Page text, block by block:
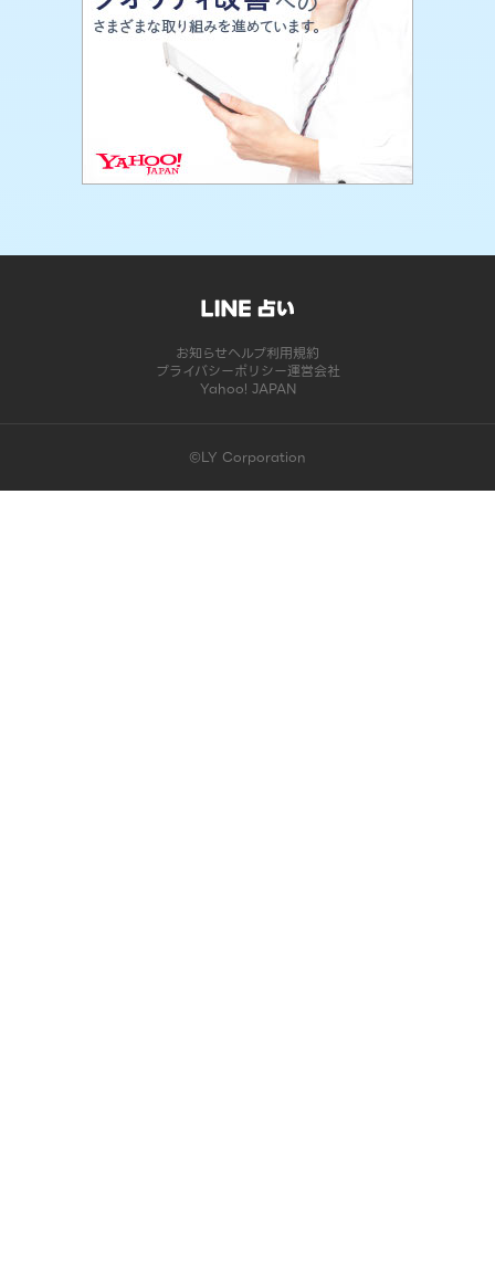
お知らせヘルプ利用規約
プライバシーポリシー運営会社
Yahoo! JAPAN
©LY Corporation
このコンテンツは掲載が終了しました | LINE占い